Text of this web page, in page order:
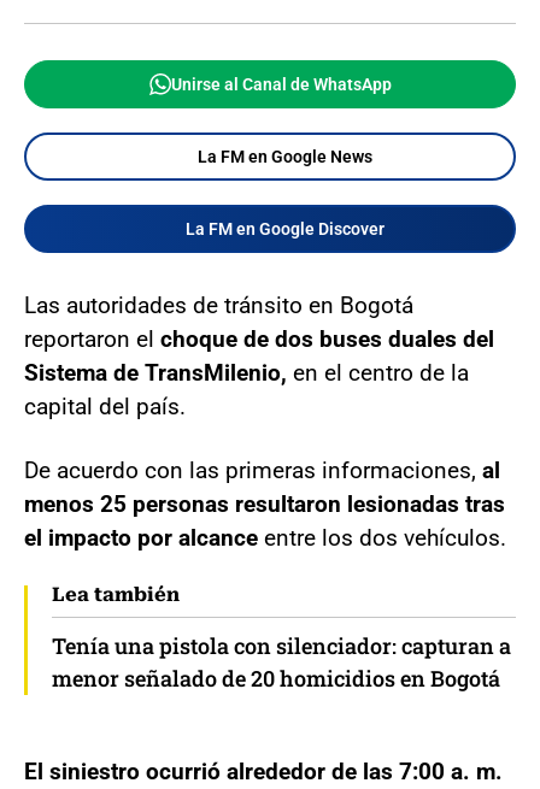
Unirse al Canal de WhatsApp
La FM en Google News
La FM en Google Discover
Las autoridades de tránsito en Bogotá
reportaron el choque de dos buses duales del
Sistema de TransMilenio, en el centro de la
capital del país.
De acuerdo con las primeras informaciones, al
menos 25 personas resultaron lesionadas tras
el impacto por alcance entre los dos vehículos.
Lea también
Tenía una pistola con silenciador: capturan a
menor señalado de 20 homicidios en Bogotá
El siniestro ocurrió alrededor de las 7:00 a. m.